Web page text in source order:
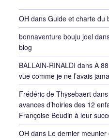
OH dans Guide et charte du
bonnaventure bouju joel
blog
BALLAIN-RINALDI dans A
vue comme je ne l’avais
Frédéric de Thysebaert dans
avances d’hoiries des 12
Françoise Beudin à leur
OH dans Le dernier